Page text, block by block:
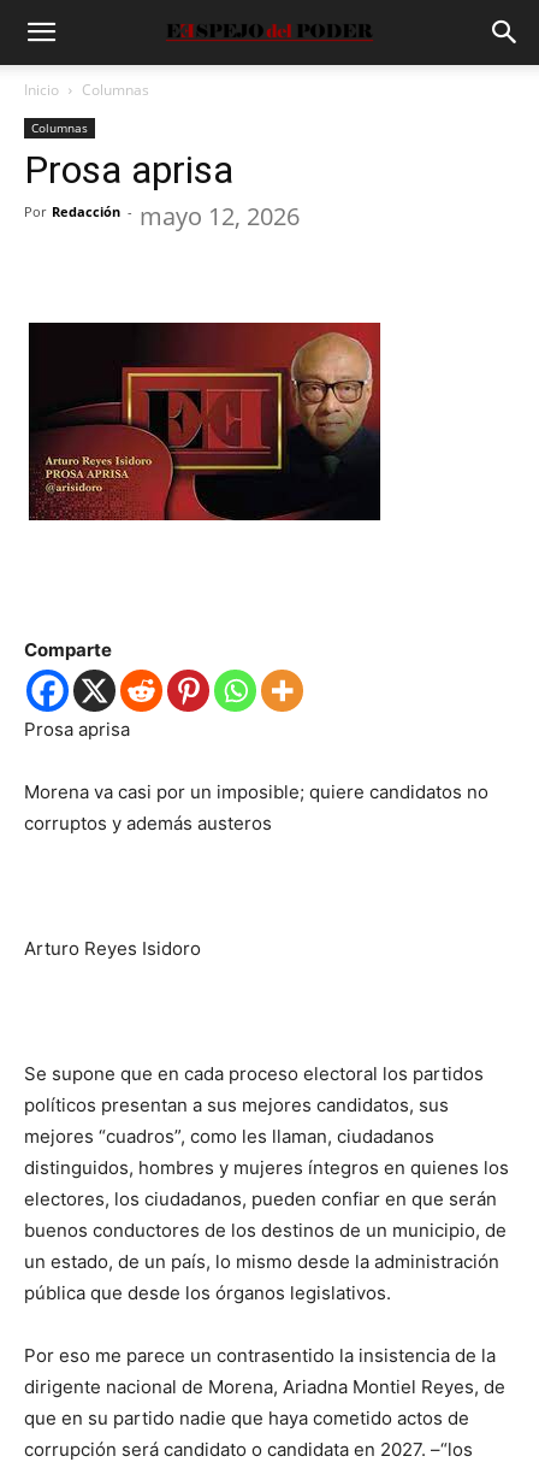
Inicio Columnas
Columnas
Prosa aprisa
Por Redacción - mayo 12, 2026
Comparte
Prosa aprisa
Morena va casi por un imposible; quiere candidatos no
corruptos y además austeros
Arturo Reyes Isidoro
Se supone que en cada proceso electoral los partidos
políticos presentan a sus mejores candidatos, sus
mejores “cuadros”, como les llaman, ciudadanos
distinguidos, hombres y mujeres íntegros en quienes los
electores, los ciudadanos, pueden confiar en que serán
buenos conductores de los destinos de un municipio, de
un estado, de un país, lo mismo desde la administración
pública que desde los órganos legislativos.
Por eso me parece un contrasentido la insistencia de la
dirigente nacional de Morena, Ariadna Montiel Reyes, de
que en su partido nadie que haya cometido actos de
corrupción será candidato o candidata en 2027. –“los